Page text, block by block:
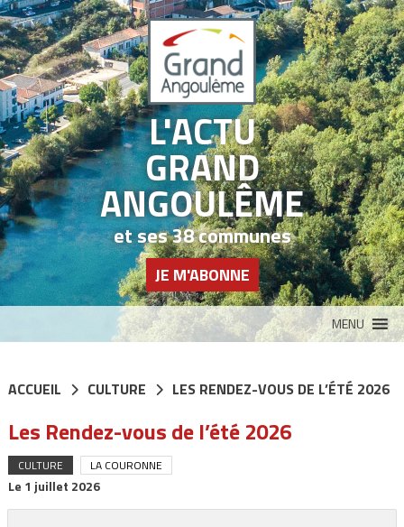
L'ACTU
GRAND
ANGOULÊME
et ses 38 communes
JE M'ABONNE
MENU
ACCUEIL CULTURE LES RENDEZ-VOUS DE L’ÉTÉ 2026
Les Rendez-vous de l’été 2026
CULTURE LA COURONNE
Le 1 juillet 2026
Panneau de gestion des cookies